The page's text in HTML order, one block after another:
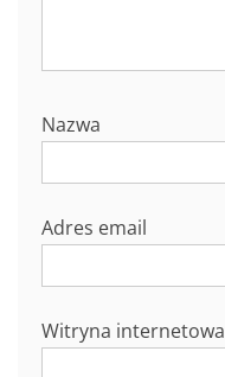
Nazwa
Adres email
Witryna internetowa